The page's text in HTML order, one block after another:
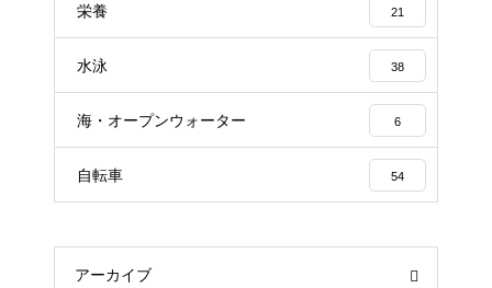
栄養 21
水泳 38
海・オープンウォーター 6
自転車 54
アーカイブ